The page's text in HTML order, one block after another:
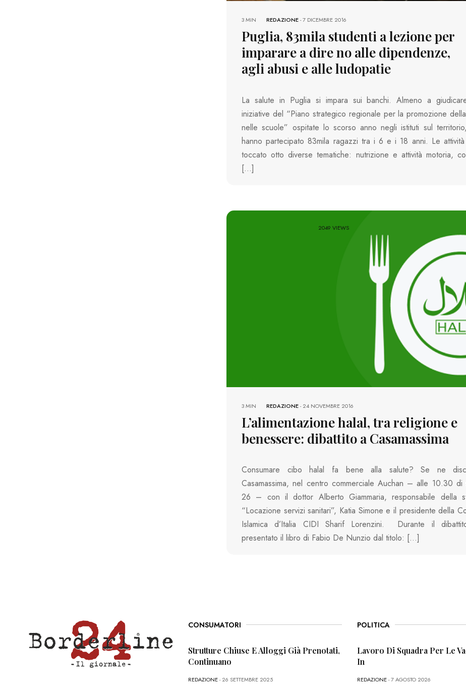
REDAZIONE-7 DICEMBRE 2016
3 MIN
Puglia, 83mila studenti a lezione per
imparare a dire no alle dipendenze,
agli abusi e alle ludopatie
La salute in Puglia si impara sui banchi. Almeno a
iniziative del “Piano strategico regionale per la promozione
nelle scuole” ospitate lo scorso anno negli istituti sul
hanno partecipato 83mila ragazzi tra i 6 e i 18 anni. Le attività
toccato otto diverse tematiche: nutrizione e attività motoria,
[…]
2049 VIEWS
REDAZIONE-24 NOVEMBRE 2016
3 MIN
L’alimentazione halal, tra religione e
benessere: dibattito a Casamassima
Consumare cibo halal fa bene alla salute? Se ne
Casamassima, nel centro commerciale Auchan – alle 10.30 di
26 – con il dottor Alberto Giammaria, responsabile della
“Locazione servizi sanitari”, Katia Simone e il presidente della
Islamica d’Italia CIDI Sharif Lorenzini. Durante il
presentato il libro di Fabio De Nunzio dal titolo: […]
CONSUMATORI
Strutture Chiuse E Alloggi Già Prenotati,
Continuano
REDAZIONE- 26 SETTEMBRE 2025
POLITICA
Lavoro Di Squadra Per Le
In
REDAZIONE- 7 AGOSTO 2026